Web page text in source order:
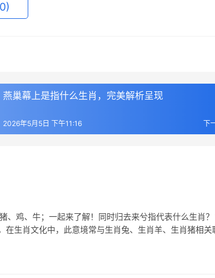
燕巢幕上是指什么生肖，完美解析呈现
下
2026年5月5日 下午11:16
鸡、牛；一起来了解！同时归去来兮指代表什么生肖？
生肖文化中，此意境常与生肖兔、生肖羊、生肖猪相关